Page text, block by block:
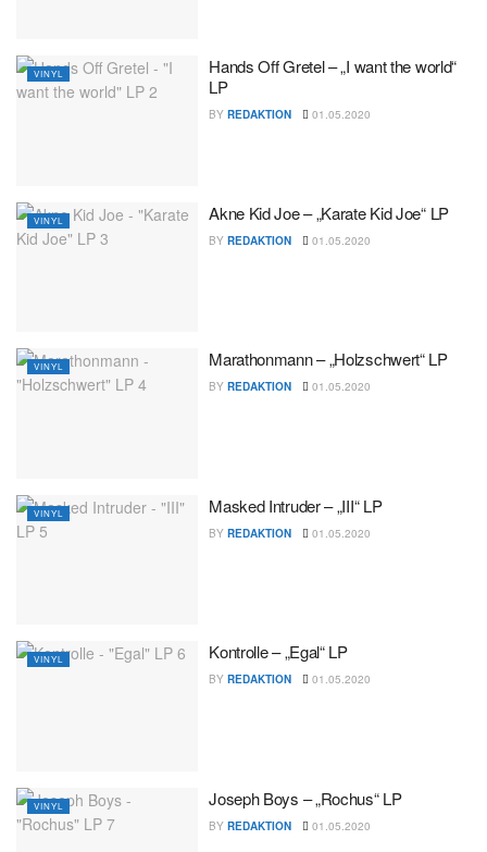
VINYL
Hands Off Gretel – „I want the world“
LP
BY REDAKTION 01.05.2020
VINYL Akne Kid Joe – „Karate Kid Joe“ LP
BY REDAKTION 01.05.2020
VINYL Marathonmann – „Holzschwert“ LP
BY REDAKTION 01.05.2020
VINYL Masked Intruder – „III“ LP
BY REDAKTION 01.05.2020
VINYL Kontrolle – „Egal“ LP
BY REDAKTION 01.05.2020
VINYL Joseph Boys – „Rochus“ LP
BY REDAKTION 01.05.2020